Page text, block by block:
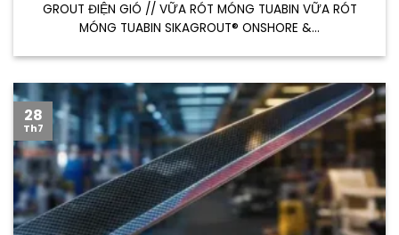
GROUT ĐIỆN GIÓ // VỮA RÓT MÓNG TUABIN VỮA RÓT
MÓNG TUABIN SIKAGROUT® ONSHORE &...
28
Th7